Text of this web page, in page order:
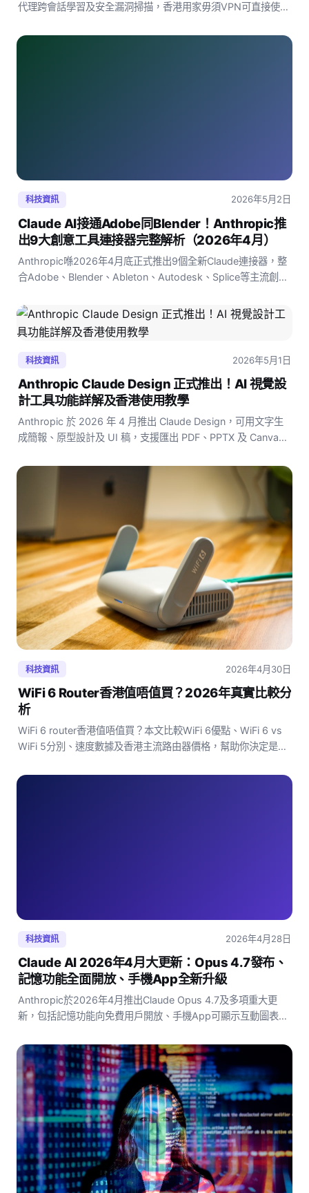
代理跨會話學習及安全漏洞掃描，香港用家毋須VPN可直接使
科技資訊 2026年5月2日
Claude AI接通Adobe同Blender！Anthropic推
出9大創意工具連接器完整解析（2026年4月）
Anthropic喺2026年4月底正式推出9個全新Claude連接器，整
合Adobe、Blender、Ableton、Autodesk、Splice等主流創意
度。
科技資訊 2026年5月1日
Anthropic Claude Design 正式推出！AI 視覺設
計工具功能詳解及香港使用教學
Anthropic 於 2026 年 4 月推出 Claude Design，可用文字生
成簡報、原型設計及 UI 稿，支援匯出 PDF、PPTX 及 Canva，
科技資訊 2026年4月30日
WiFi 6 Router香港值唔值買？2026年真實比較分
析
WiFi 6 router香港值唔值買？本文比較WiFi 6優點、WiFi 6 vs
WiFi 5分別、速度數據及香港主流路由器價格，幫助你決定是否
科技資訊 2026年4月28日
Claude AI 2026年4月大更新：Opus 4.7發布、
記憶功能全面開放、手機App全新升級
Anthropic於2026年4月推出Claude Opus 4.7及多項重大更
新，包括記憶功能向免費用戶開放、手機App可顯示互動圖表，